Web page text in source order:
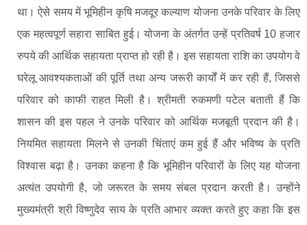
था। ऐसे समय में भूमिहीन कृषि मजदूर कल्याण योजना उनके परिवार के लिए
एक महत्वपूर्ण सहारा साबित हुई। योजना के अंतर्गत उन्हें प्रतिवर्ष 10 हजार
रुपये की आर्थिक सहायता प्राप्त हो रही है। इस सहायता राशि का उपयोग वे
घरेलू आवश्यकताओं की पूर्ति तथा अन्य जरूरी कार्यों में कर रही हैं, जिससे
परिवार को काफी राहत मिली है। श्रीमती रुकमणी पटेल बताती हैं कि
शासन की इस पहल ने उनके परिवार को आर्थिक मजबूती प्रदान की है।
नियमित सहायता मिलने से उनकी चिंताएं कम हुई हैं और भविष्य के प्रति
विश्वास बढ़ा है। उनका कहना है कि भूमिहीन परिवारों के लिए यह योजना
अत्यंत उपयोगी है, जो जरूरत के समय संबल प्रदान करती है। उन्होंने
मुख्यमंत्री श्री विष्णुदेव साय के प्रति आभार व्यक्त करते हुए कहा कि इस